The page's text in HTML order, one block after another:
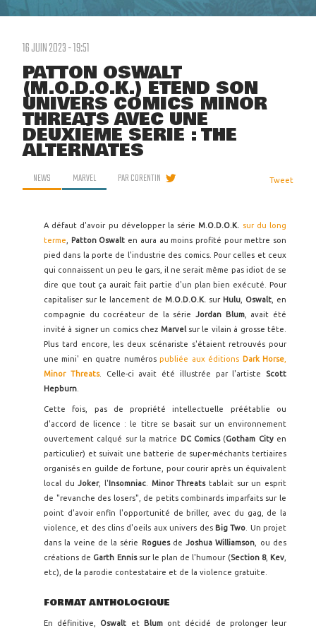
16 JUIN 2023 - 19:51
PATTON OSWALT
(M.O.D.O.K.) ÉTEND SON
UNIVERS COMICS MINOR
THREATS AVEC UNE
DEUXIÈME SÉRIE : THE
ALTERNATES
NEWS MARVEL PARCORENTIN Tweet
A défaut d'avoir pu développer la sérieM.O.D.O.K. sur du long
terme
Patton Oswalt en aura au moins profité pour mettre son
pied dans la porte de l'industrie des comics. Pour celles et ceux
qui connaissent un peu le gars, il ne serait même pas idiot de se
dire que tout ça aurait fait partie d'un plan bien exécuté. Pour
capitaliser sur le lancement de M.O.D.O.K. sur Hulu Oswalt , en
compagnie du cocréateur de la série Jordan Blum, avait été
invité à signer un comics chez Marvelsur le vilain à grosse tête.
Plus tard encore, les deux scénariste s'étaient retrouvés pour
une mini' en quatre numérospubliée aux éditions Dark Horse
Minor Threats. Celle-ci avait été illustrée par l'artiste Scott
Hepburn
Cette fois, pas de propriété intellectuelle préétablie ou
d'accord de licence : le titre se basait sur un environnement
ouvertement calqué sur la matrice DC Comics(Gotham Cityen
particulier) et suivait une batterie de super-méchants tertiaires
organisés en guilde de fortune, pour courir après un équivalent
local duJoker, l'Insomniac Minor Threatstablait sur un esprit
de "revanche des losers", de petits combinards imparfaits sur le
point d'avoir enfin l'opportunité de briller, avec du gag, de la
violence, et des clins d'oeils aux univers des Big Two . Un projet
dans la veine de la série Rogues deJoshua Williamson , ou des
créations de Garth Ennissur le plan de l'humour (Section 8, Kev
etc), de la parodie contestataire et de la violence gratuite.
FORMAT ANTHOLOGIQUE
En définitive, Oswalt et Blumont décidé de prolonger leur